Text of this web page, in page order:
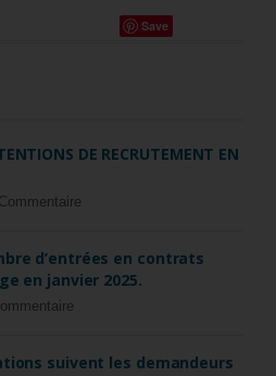
Save
DE RECRUTEMENT EN
d’entrées en contrats
en janvier 2025.
suivent les demandeurs